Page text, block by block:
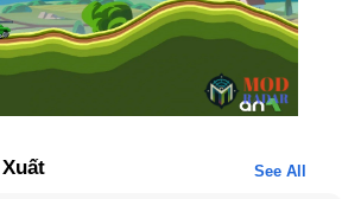
Đột Phá Của Hills Of Steel
trong những trận đấu súng nghẹt thở,
các cơ chế vận hành cốt lõi sau đây:
Chỉ Huy Xe Tăng Hàng Đầu See All